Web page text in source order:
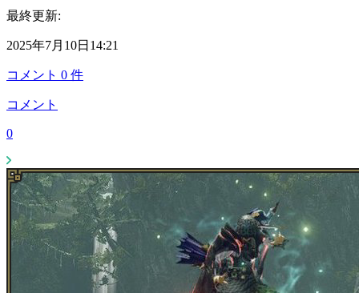
最終更新:
2025年7月10日14:21
コメント 0 件
コメント
0